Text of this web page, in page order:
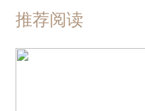
推荐阅读